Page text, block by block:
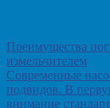
Преимущества
измельчителем
Современные
подвидов. В
внимание